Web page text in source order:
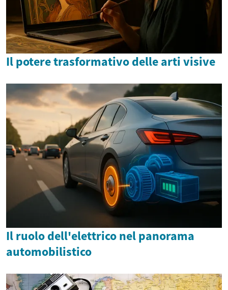
Il potere trasformativo delle arti visive
Il ruolo dell'elettrico nel panorama
automobilistico